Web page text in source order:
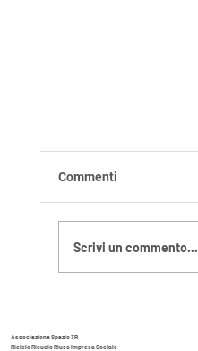
Commenti
Scrivi un commento...
Associazione Spazio 3R
Riciclo Ricucio Riuso Impresa Sociale